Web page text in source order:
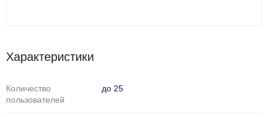
Характеристики
Количество
пользователей
до 25